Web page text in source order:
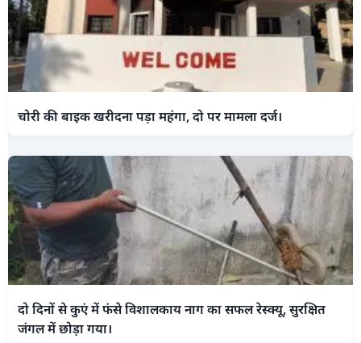
चोरी की बाइक खरीदना पड़ा महंगा, दो पर मामला दर्ज।
दो दिनों से कुएं में फंसे विशालकाय नाग का सफल रेस्क्यू, सुरक्षित
जंगल में छोड़ा गया।